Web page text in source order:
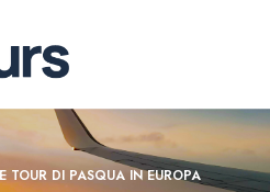
TOUR DI PASQUA IN EUROPA